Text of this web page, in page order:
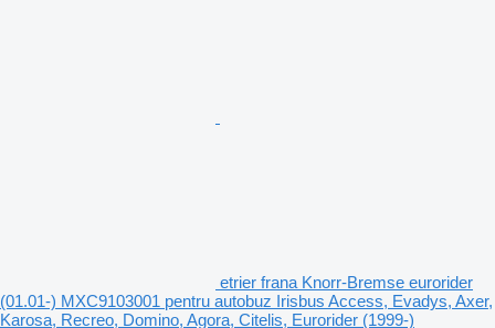
etrier frana Knorr-Bremse eurorider
(01.01-) MXC9103001 pentru autobuz Irisbus Access, Evadys, Axer,
Karosa, Recreo, Domino, Agora, Citelis, Eurorider (1999-)